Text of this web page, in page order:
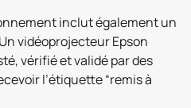
inclut également un
vidéoprojecteur Epson
vérifié et validé par des
l’étiquette “remis à